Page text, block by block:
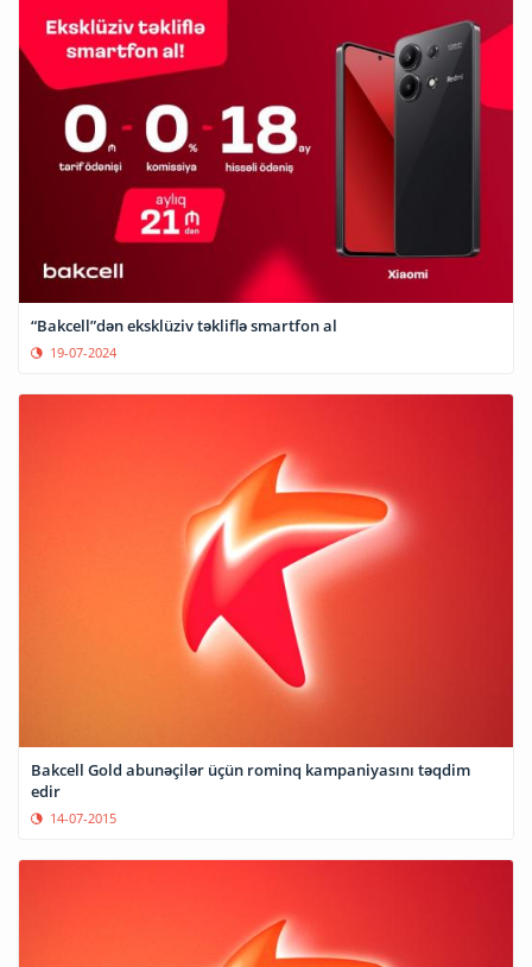
“Bakcell”dən eksklüziv təkliflə smartfon al
19-07-2024
Bakcell Gold abunəçilər üçün rominq kampaniyasını təqdim
edir
14-07-2015